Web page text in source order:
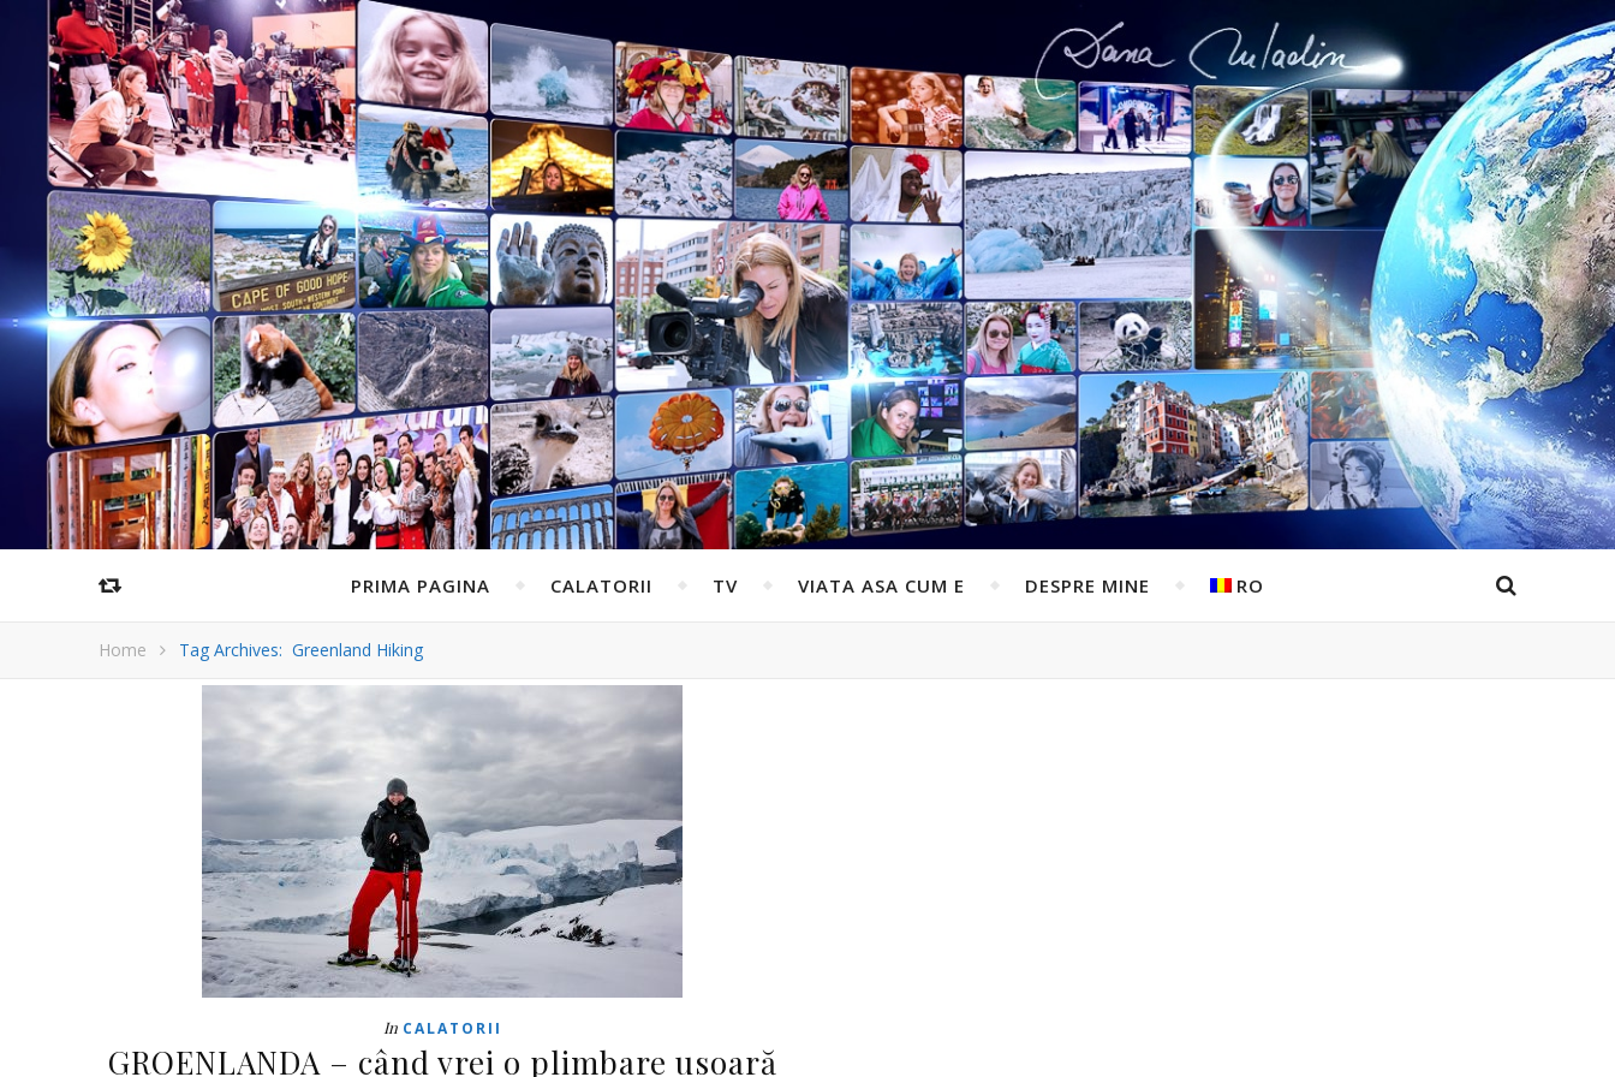
PRIMA PAGINA CALATORII TV VIATA ASA CUM E DESPRE MINE RO
Home Tag Archives: Greenland Hiking
In CALATORII
GROENLANDA – când vrei o plimbare usoară